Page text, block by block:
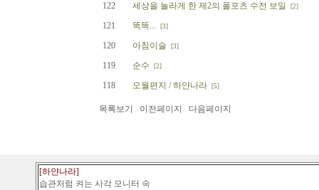
122 세상을 놀라게 한 제2의 폴포츠 수전 보일 [2]
121 똑똑... [3]
120 아침이슬 [3]
119 순수 [2]
118 오월편지 / 하얀나라 [5]
목록보기 이전페이지 다음페이지
[하얀나라]
습관처럼 켜는 사각 모니터 속